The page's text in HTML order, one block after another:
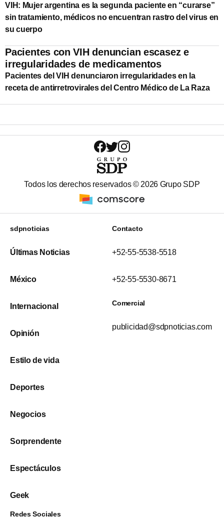
VIH: Mujer argentina es la segunda paciente en “curarse”
sin tratamiento, médicos no encuentran rastro del virus en
su cuerpo
Pacientes con VIH denuncian escasez e
irregularidades de medicamentos
Pacientes del VIH denunciaron irregularidades en la
receta de antirretrovirales del Centro Médico de La Raza
Todos los derechos reservados ©2026 Grupo SDP
sdpnoticias
Últimas Noticias
México
Internacional
Opinión
Estilo de vida
Deportes
Negocios
Sorprendente
Espectáculos
Geek
Contacto
+52-55-5538-5518
+52-55-5530-8671
Comercial
publicidad@sdpnoticias.com
Redes Sociales